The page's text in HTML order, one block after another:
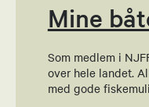
Geir Snare
91770509
Send epost
Mine
Som medlem i
over hele landet.
med gode